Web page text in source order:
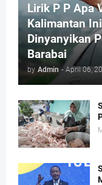
Lirik P P Apa
Kalimantan
Dinyanyikan
Barabai
by Admin - April 06,